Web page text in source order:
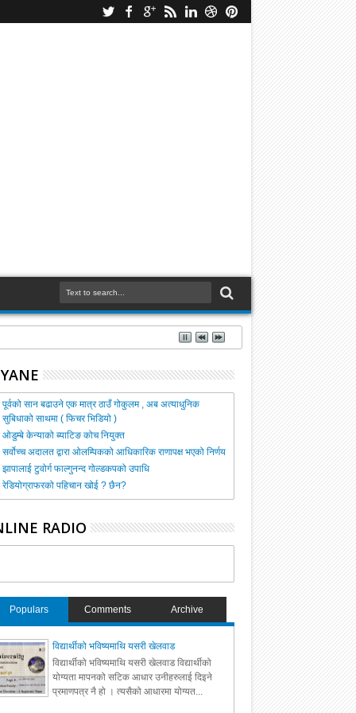
पूर्वको सान बढाउने एक मात्र ठाउँ गोकुलम , अब अत्याधुनिक
सुबिधाको साथमा ( फिचर भिडियो )
ओडुम्बे केन्याको ब्याटिङ कोच नियुक्त
सर्वोच्च अदालत द्वारा ओलम्पिकको आधिकारिक राणापक्ष भएको निर्णय
झापालाई टुवोर्ग फाल्गुनन्द गोल्डकपको उपाधि
रेडियोग्राफरको पहिचान खोई ? छैन?
RADIO
Populars Comments Archive
विद्यार्थीको भविष्यमाथि यसरी खेलवाड
विद्यार्थीको भविष्यमाथि यसरी खेलवाड विद्यार्थीको
योग्यता मापनको सटिक आधार उनीहरुलाई दिइने
प्रमाणपत्र नै हो । त्यसैको आधारमा योग्यत...